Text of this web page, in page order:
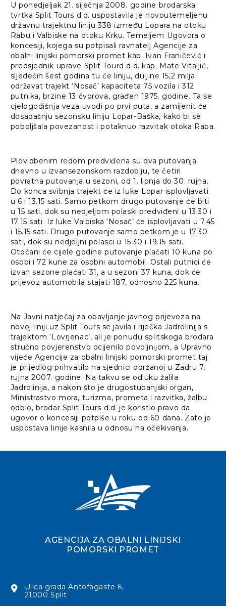
U ponedjeljak 21. siječnja 2008. godine brodarska
tvrtka Split Tours d.d. uspostavila je novoutemeljenu
državnu trajektnu liniju 338 između Lopara na otoku
Rabu i Valbiske na otoku Krku. Temeljem Ugovora o
koncesiji, kojega su potpisali ravnatelj Agencije za
obalni linijski pomorski promet kap. Ivan Franičević i
predsjednik uprave Split Tourd d.d. kap. Mate Vitaljić,
sljedećih šest godina tu će liniju, duljine 15,2 milja
održavat trajekt ‘Nosač’ kapaciteta 75 vozila i 312
putnika, brzine 13 čvorova, građen 1975. godine. Ta se
cjelogodišnja veza uvodi po prvi puta, a zamijenit će
dosadašnju sezonsku liniju Lopar-Baška, kako bi se
poboljšala povezanost i potaknuo razvitak otoka Raba.
Plovidbenim redom predviđena su dva putovanja
dnevno u izvansezonskom razdoblju, te četiri
povratna putovanja u sezoni, od 1. lipnja do 30. rujna.
Do konca svibnja trajekt će iz luke Lopar isplovljavati
u 6 i 13.15 sati. Samo petkom drugo putovanje će biti
u 15 sati, dok su nedjeljom polaski predviđeni u 13.30 i
17.15 sati. Iz luke Valbiska ‘Nosač’ će isplovljavati u 7.45
i 15.15 sati. Drugo putovanje samo petkom je u 17.30
sati, dok su nedjeljni polasci u 15.30 i 19.15 sati.
Otočani će cijele godine putovanje plaćati 10 kuna po
osobi i 72 kune za osobni automobil. Ostali putnici će
izvan sezone plaćati 31, a u sezoni 37 kuna, dok će
prijevoz automobila stajati 187, odnosno 225 kuna.
Na Javni natječaj za obavljanje javnog prijevoza na
novoj liniji uz Split Tours se javila i riječka Jadrolinija s
trajektom ‘Lovrjenac’, ali je ponudu splitskoga brodara
stručno povjerenstvo ocijenilo povoljnijom, a Upravno
vijeće Agencije za obalni linijski pomorski promet taj
je prijedlog prihvatilo na sjednici održanoj u Zadru 7.
rujna 2007. godine. Na takvu se odluku žalila
Jadrolinija, a nakon što je drugostupanjski organ,
Ministrastvo mora, turizma, prometa i razvitka, žalbu
odbio, brodar Split Tours d.d. je koristio pravo da
ugovor o koncesiji potpiše u roku od 60 dana. Zato je
uspostava linije kasnila u odnosu na očekivanja.
AGENCIJA ZA OBALNI LINIJSKI
POMORSKI PROMET
Ulica grada Antofagaste 6,
21000 Split